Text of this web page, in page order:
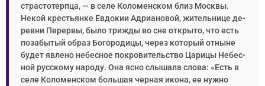
стра­сто­терп­ца, — в се­ле Ко­ло­мен­ском близ Моск­вы.
Некой кре­стьян­ке Ев­до­кии Адри­а­но­вой, жи­тель­ни­це де­
рев­ни Пе­ре­рвы, бы­ло три­жды во сне от­кры­то, что есть
по­за­бы­тый об­раз Бо­го­ро­ди­цы, через ко­то­рый от­ныне
бу­дет яв­ле­но небес­ное по­кро­ви­тель­ство Ца­ри­цы Небес­
ной рус­ско­му на­ро­ду. Она яс­но слы­ша­ла сло­ва: «Есть в
се­ле Ко­ло­мен­ском боль­шая чер­ная ико­на, ее нуж­но